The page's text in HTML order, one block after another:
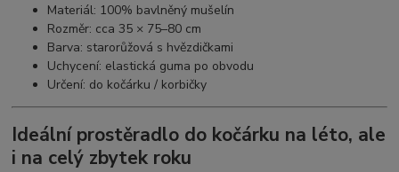
Materiál: 100% bavlněný mušelín
Rozměr: cca 35 × 75–80 cm
Barva: starorůžová s hvězdičkami
Uchycení: elastická guma po obvodu
Určení: do kočárku / korbičky
Ideální prostěradlo do kočárku na léto, ale
i na celý zbytek roku